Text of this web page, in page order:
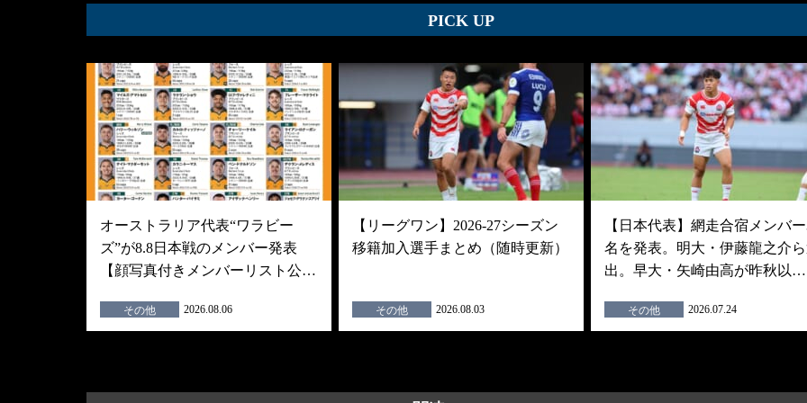
PICK UP
オーストラリア代表“ワラビー
ズ”が8.8日本戦のメンバー発表
【顔写真付きメンバーリスト公…
その他 2026.08.06
【リーグワン】2026-27シーズン
移籍加入選手まとめ（随時更新）
その他 2026.08.03
【日本代表】網走合宿メンバ
名を発表。明大・伊藤龍之介
出。早大・矢崎由高が昨秋以…
その他 2026.07.24